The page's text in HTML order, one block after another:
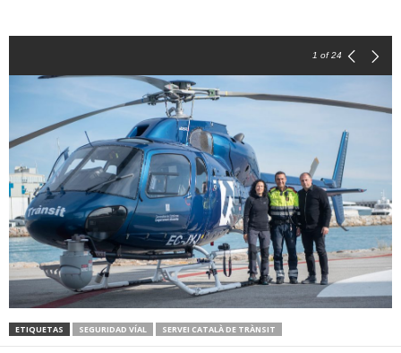
1 of 24
ETIQUETAS SEGURIDAD VÍAL SERVEI CATALÀ DE TRÀNSIT